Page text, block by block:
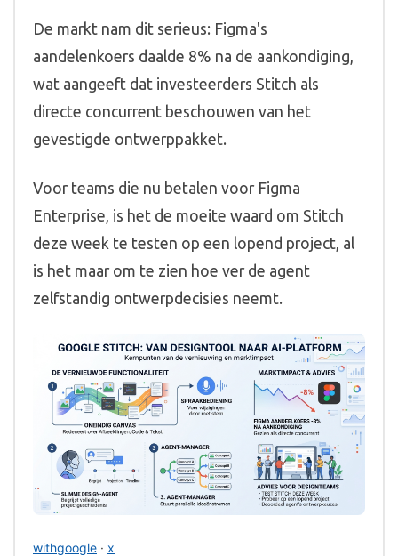
De markt nam dit serieus: Figma's
aandelenkoers daalde 8% na de aankondiging,
wat aangeeft dat investeerders Stitch als
directe concurrent beschouwen van het
gevestigde ontwerppakket.
Voor teams die nu betalen voor Figma
Enterprise, is het de moeite waard om Stitch
deze week te testen op een lopend project, al
is het maar om te zien hoe ver de agent
zelfstandig ontwerpdecisies neemt.
withgoogle · x